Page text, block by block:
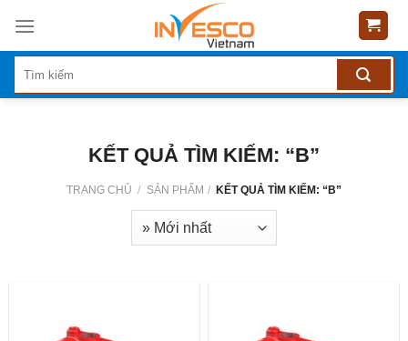
content
KẾT QUẢ TÌM KIẾM: “B”
TRANG CHỦ / SẢN PHẨM / KẾT QUẢ TÌM KIẾM: “B”